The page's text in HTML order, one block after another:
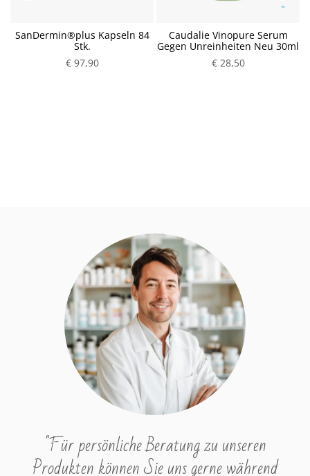
SanDermin®plus Kapseln 84
Stk.
€ 97,90
Caudalie Vinopure Serum
Gegen Unreinheiten Neu 30ml
€ 28,50
"Für persönliche Beratung zu unseren
Produkten können Sie uns gerne während